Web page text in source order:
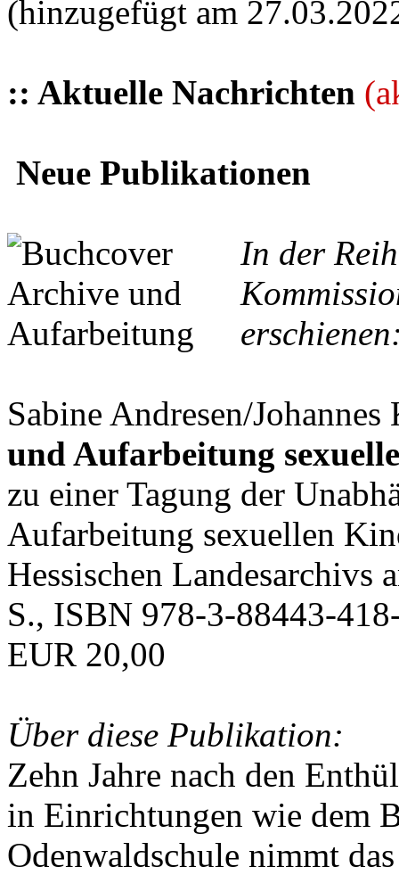
(hinzugefügt am
:: Aktuelle Nachrichten
Neue Publikationen
In der
Sabine Andresen/
und Aufarbeitung
zu einer Tagung der
Aufarbeitung sexuellen
Hessischen Landesarchivs
S., ISBN 978-3-88443-
EUR 20,00
Über diese Publikation:
Zehn Jahre nach den
in Einrichtungen wie dem
Odenwaldschule nimmt